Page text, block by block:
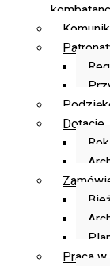
Dotacje
Praca